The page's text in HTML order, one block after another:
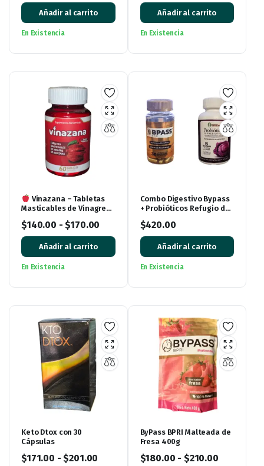
Añadir al carrito
En Existencia
Añadir al carrito
En Existencia
Vinazana – Tabletas
Masticables de Vinagre
$140.00 - $170.00
Añadir al carrito
En Existencia
Combo Digestivo Bypass
+ Probióticos Refugio del
$420.00
Añadir al carrito
En Existencia
Keto Dtox con 30
Cápsulas
$171.00 -$201.00
ByPass BPRI Malteada de
Fresa 400g
$180.00 - $210.00